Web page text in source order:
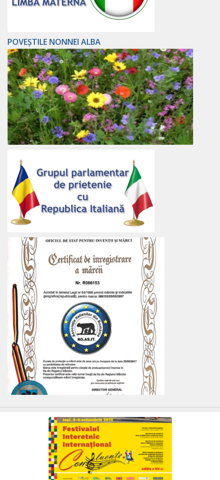
POVEȘTILE NONNEI ALBA